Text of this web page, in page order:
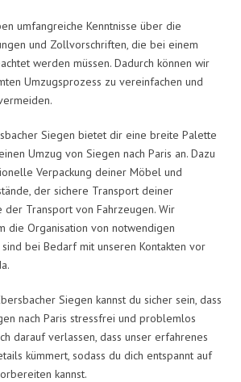
umfangreiche Kenntnisse über die
und Zollvorschriften, die bei einem
werden müssen. Dadurch können wir
Umzugsprozess zu vereinfachen und
Siegen bietet dir eine breite Palette
Umzug von Siegen nach Paris an. Dazu
Verpackung deiner Möbel und
der sichere Transport deiner
der Transport von Fahrzeugen. Wir
die Organisation von notwendigen
bei Bedarf mit unseren Kontakten vor
Siegen kannst du sicher sein, dass
nach Paris stressfrei und problemlos
darauf verlassen, dass unser erfahrenes
kümmert, sodass du dich entspannt auf
kannst.